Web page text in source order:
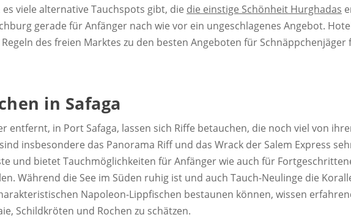
viele alternative Tauchspots gibt, die die einstige Schönheit Hurghadas
gerade für Anfänger nach wie vor ein ungeschlagenes Angebot.
des freien Marktes zu den besten Angeboten für Schnäppchenjäger
in Safaga
entfernt, in Port Safaga, lassen sich Riffe betauchen, die noch viel von
insbesondere das Panorama Riff und das Wrack der Salem Express
und bietet Tauchmöglichkeiten für Anfänger wie auch für
Während die See im Süden ruhig ist und auch Tauch-Neulinge die
Napoleon-Lippfischen bestaunen können, wissen
Schildkröten und Rochen zu schätzen.